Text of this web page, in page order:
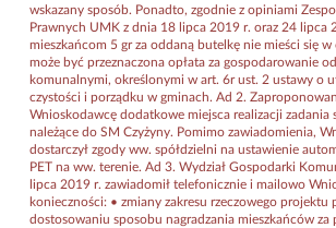
wskazany sposób. Ponadto, zgodnie z opiniami
Prawnych UMK z dnia 18 lipca 2019 r. oraz 24 lipca
mieszkańcom 5 gr za oddaną butelkę nie mieści się w
może być przeznaczona opłata za gospodarowanie
komunalnymi, określonymi w art. 6r ust. 2 ustawy o
czystości i porządku w gminach. Ad 2.
Wnioskodawcę dodatkowe miejsca realizacji zadania
należące do SM Czyżyny. Pomimo zawiadomienia,
dostarczył zgody ww. spółdzielni na ustawienie
PET na ww. terenie. Ad 3. Wydział Gospodarki
lipca 2019 r. zawiadomił telefonicznie i mailowo
konieczności: • zmiany zakresu rzeczowego projektu
dostosowaniu sposobu nagradzania mieszkańców za